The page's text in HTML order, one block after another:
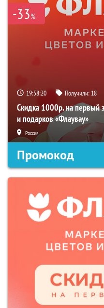
-33%
19:58:19 Получили: 18
Скидка 1000р. на первый
и подарков «Флаувау»
Россия
Промокод